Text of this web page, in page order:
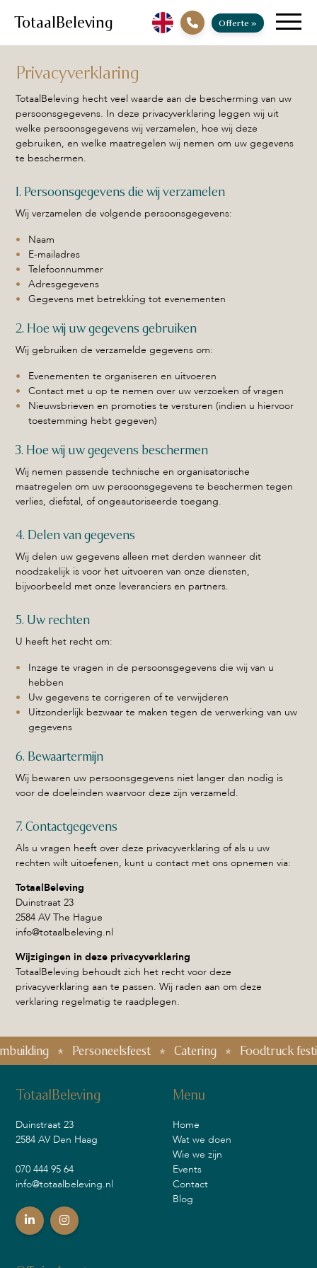
TotaalBeleving Offerte »
Privacyverklaring
TotaalBeleving hecht veel waarde aan de bescherming van uw
persoonsgegevens. In deze privacyverklaring leggen wij uit
welke persoonsgegevens wij verzamelen, hoe wij deze
gebruiken, en welke maatregelen wij nemen om uw gegevens
te beschermen.
1. Persoonsgegevens die wij verzamelen
Wij verzamelen de volgende persoonsgegevens:
Naam
E-mailadres
Telefoonnummer
Adresgegevens
Gegevens met betrekking tot evenementen
2. Hoe wij uw gegevens gebruiken
Wij gebruiken de verzamelde gegevens om:
Evenementen te organiseren en uitvoeren
Contact met u op te nemen over uw verzoeken of vragen
Nieuwsbrieven en promoties te versturen (indien u hiervoor
toestemming hebt gegeven)
3. Hoe wij uw gegevens beschermen
Wij nemen passende technische en organisatorische
maatregelen om uw persoonsgegevens te beschermen tegen
verlies, diefstal, of ongeautoriseerde toegang.
4. Delen van gegevens
Wij delen uw gegevens alleen met derden wanneer dit
noodzakelijk is voor het uitvoeren van onze diensten,
bijvoorbeeld met onze leveranciers en partners.
5. Uw rechten
U heeft het recht om:
Inzage te vragen in de persoonsgegevens die wij van u
hebben
Uw gegevens te corrigeren of te verwijderen
Uitzonderlijk bezwaar te maken tegen de verwerking van uw
gegevens
6. Bewaartermijn
Wij bewaren uw persoonsgegevens niet langer dan nodig is
voor de doeleinden waarvoor deze zijn verzameld.
7. Contactgegevens
Als u vragen heeft over deze privacyverklaring of als u uw
rechten wilt uitoefenen, kunt u contact met ons opnemen via:
TotaalBeleving
Duinstraat 23
2584 AV The Hague
info@totaalbeleving.nl
Wijzigingen in deze privacyverklaring
TotaalBeleving behoudt zich het recht voor deze
privacyverklaring aan te passen. Wij raden aan om deze
verklaring regelmatig te raadplegen.
Personeelsfeest Catering Foodtruck
TotaalBeleving
Duinstraat 23
2584 AV Den Haag
070 444 95 64
info@totaalbeleving.nl
Menu
Home
Wat we doen
Wie we zijn
Events
Contact
Blog